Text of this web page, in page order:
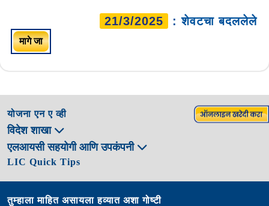
21/3/2025 : शेवटचा बदललेले
मागे जा
योजना एन ए व्ही
विदेश शाखा
एलआयसी सहयोगी आणि उपकंपनी
LIC Quick Tips
तुम्हाला माहित असायला हव्यात अशा गोष्टी